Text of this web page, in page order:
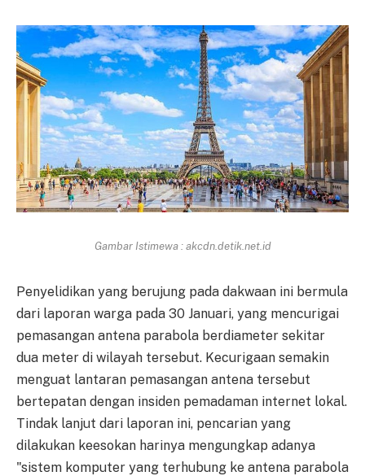
Gambar Istimewa : akcdn.detik.net.id
Penyelidikan yang berujung pada dakwaan ini bermula
dari laporan warga pada 30 Januari, yang mencurigai
pemasangan antena parabola berdiameter sekitar
dua meter di wilayah tersebut. Kecurigaan semakin
menguat lantaran pemasangan antena tersebut
bertepatan dengan insiden pemadaman internet lokal.
Tindak lanjut dari laporan ini, pencarian yang
dilakukan keesokan harinya mengungkap adanya
"sistem komputer yang terhubung ke antena parabola